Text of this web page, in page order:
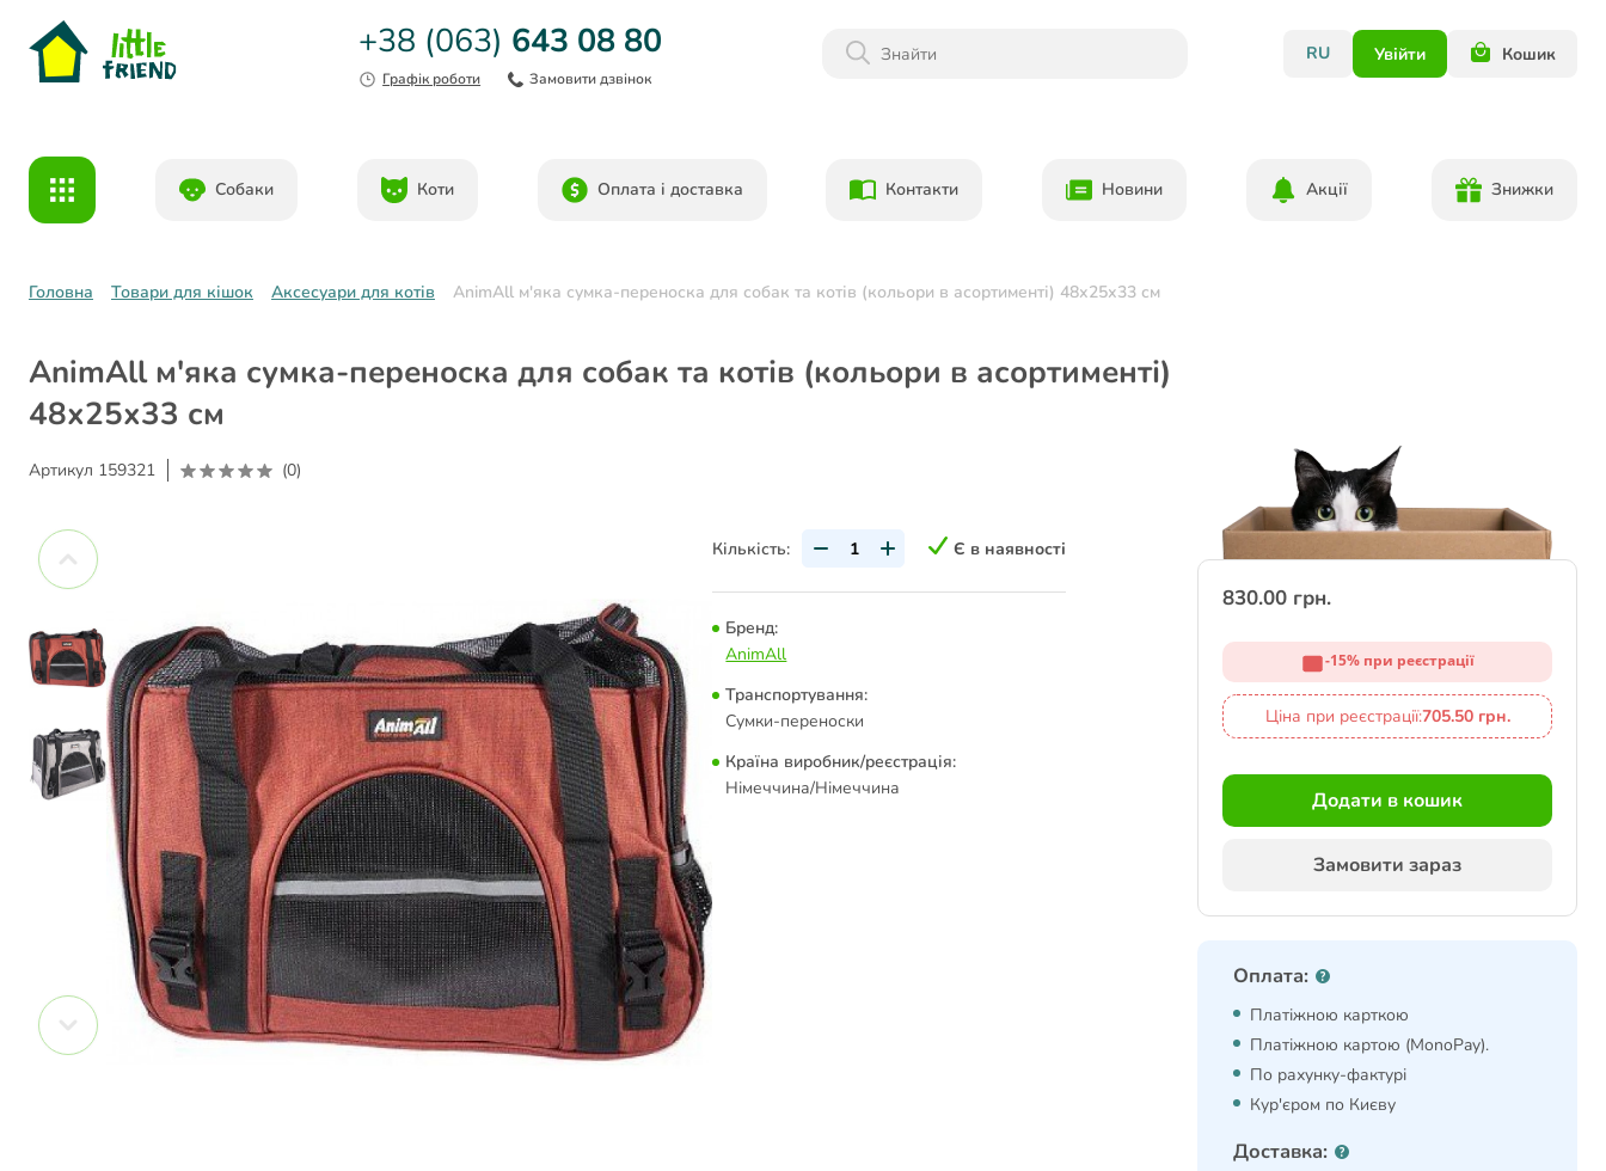
Даруємо 1000гр на бонусний рахунок при реєстрації!)
+38 (063) 643 08 80
Графік роботи Замовити дзвінок
RU Увійти Кошик
Собаки Коти Оплата і доставка Контакти Новини Акції Знижки
Головна Товари для кішок Аксесуари для котів AnimAll м'яка сумка-переноска для собак та котів (кольори в асортименті) 48х25х33 см
AnimAll м'яка сумка-переноска для собак та котів (кольори в асортименті)
48х25х33 см
Артикул 159321 (0)
Кількість: Є в наявності
Бренд:
AnimAll
Транспортування:
Сумки-переноски
Країна виробник/реєстрація:
Німеччина/Німеччина
830.00 грн.
-15% при реєстрації
Ціна при реєстрації:705.50 грн.
Додати в кошик
Замовити зараз
Оплата:
Платіжною карткою
Платіжною картою (MonoPay).
По рахунку-фактурі
Кур'єром по Києву
Доставка: